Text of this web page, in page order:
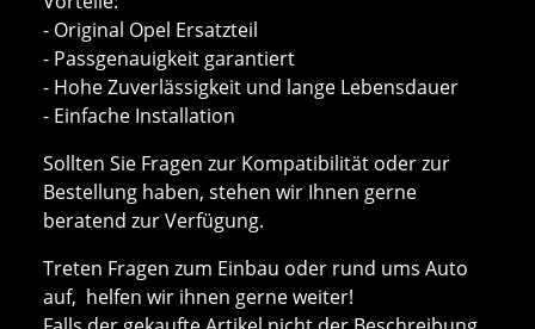
- Original Opel Ersatzteil
- Passgenauigkeit garantiert
- Hohe Zuverlässigkeit und lange Lebensdauer
- Einfache Installation
Sollten Sie Fragen zur Kompatibilität oder zur
Bestellung haben, stehen wir Ihnen gerne
beratend zur Verfügung.
Treten Fragen zum Einbau oder rund ums Auto
auf, helfen wir ihnen gerne weiter!